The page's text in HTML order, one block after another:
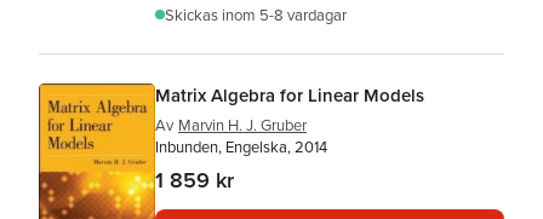
Skickas inom 5-8 vardagar
Matrix Algebra for Linear Models
Av Marvin H. J. Gruber
Inbunden, Engelska, 2014
1 859 kr